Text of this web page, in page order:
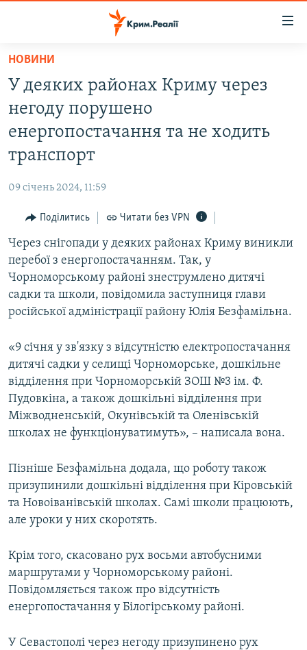
Перейти
основного
матеріалу
до
основної
Перейти
пошуку
ВОДА.КРИМ
ВІДЕО ТА ФОТО
ІНТЕРВ'Ю
ВСЕ ЗА ДЕНЬ
СПЕЦПРОЕКТИ
ДЕПОРТАЦІЯ
ВІДЕОУРОКИ «ELIFBE»
СВІДЧЕННЯ ОКУПАЦІЇ
УКРАЇНСЬКА ПРОБЛЕМА КРИМУ
ІНФОГРАФІКА
ЯК ОБІЙТИ БЛОКУВАННЯ
Qırımtatar
ДОЛУЧАЙСЯ!
НОВИНИ
У деяких районах Криму через
негоду порушено
енергопостачання та не ходить
транспорт
09 січень 2024, 11:59
Поділитись Читати без VPN
Через снігопади у деяких районах Криму виникли
перебої з енергопостачанням. Так, у
Чорноморському районі знеструмлено дитячі
садки та школи, повідомила заступниця глави
російської адміністрації району Юлія Безфамільна.
«9 січня у зв'язку з відсутністю електропостачання
дитячі садки у селищі Чорноморське, дошкільне
відділення при Чорноморській ЗОШ №3 ім. Ф.
Пудовкіна, а також дошкільні відділення при
Міжводненській, Окунівській та Оленівській
школах не функціонуватимуть», – написала вона.
Пізніше Безфамільна додала, що роботу також
призупинили дошкільні відділення при Кіровській
та Новоіванівській школах. Самі школи працюють,
але уроки у них скоротять.
Крім того, скасовано рух восьми автобусними
маршрутами у Чорноморському районі.
Повідомляється також про відсутність
енергопостачання у Білогірському районі.
У Севастополі через негоду призупинено рух